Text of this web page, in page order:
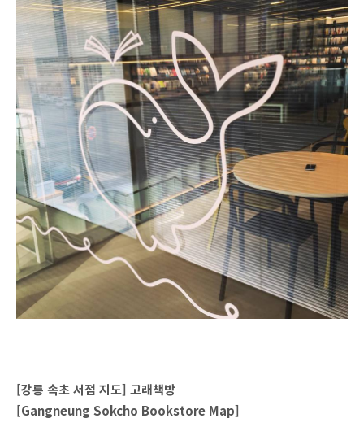
[강릉 속초 서점 지도] 고래책방
[Gangneung Sokcho Bookstore Map]